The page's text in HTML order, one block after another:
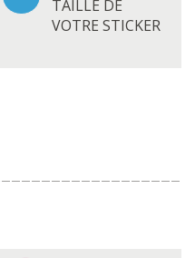
TAILLE DE
VOTRE STICKER